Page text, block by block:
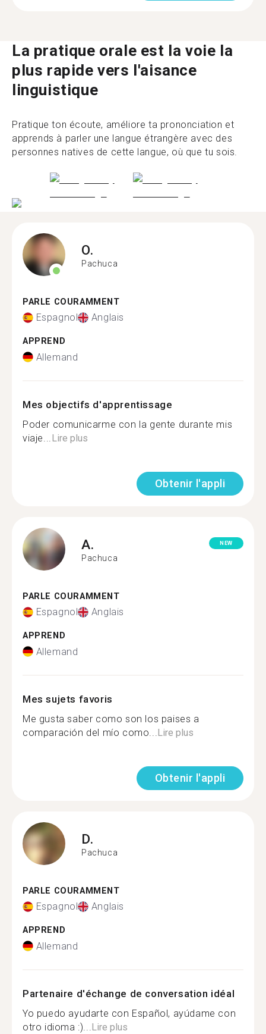
La pratique orale est la voie la
plus rapide vers l'aisance
linguistique
Pratique ton écoute, améliore ta prononciation et
apprends à parler une langue étrangère avec des
personnes natives de cette langue, où que tu sois.
O.
Pachuca
PARLE COURAMMENT
Espagnol Anglais
APPREND
Allemand
Mes objectifs d'apprentissage
Poder comunicarme con la gente durante mis
viaje... Lire plus
Obtenir l'appli
A.
Pachuca
NEW
PARLE COURAMMENT
Espagnol Anglais
APPREND
Allemand
Mes sujets favoris
Me gusta saber como son los paises a
comparación del mío como... Lire plus
Obtenir l'appli
D.
Pachuca
PARLE COURAMMENT
Espagnol Anglais
APPREND
Allemand
Partenaire d'échange de conversation idéal
Yo puedo ayudarte con Español, ayúdame con
otro idioma :)... Lire plus